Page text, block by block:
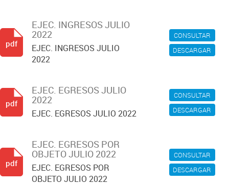
CONSULTAR
DESCARGAR
EJEC. INGRESOS JULIO
2022
EJEC. INGRESOS JULIO
2022
pdf
CONSULTAR
DESCARGAR
EJEC. EGRESOS JULIO
2022
EJEC. EGRESOS JULIO 2022
pdf
CONSULTAR
DESCARGAR
EJEC. EGRESOS POR
OBJETO JULIO 2022
EJEC. EGRESOS POR
OBJETO JULIO 2022
pdf